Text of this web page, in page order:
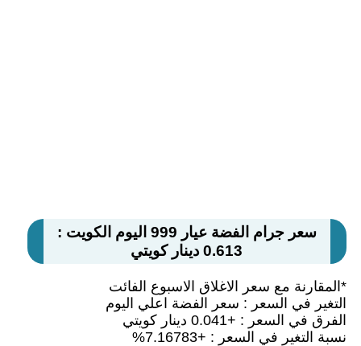
سعر جرام الفضة عيار 999 اليوم الكويت :
0.613 دينار كويتي
*المقارنة مع سعر الاغلاق الاسبوع الفائت
التغير في السعر : سعر الفضة اعلي اليوم
الفرق في السعر : +0.041 دينار كويتي
نسبة التغير في السعر : +7.16783%